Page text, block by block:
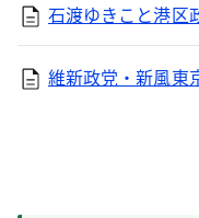
石渡ゆきこと港区
維新政党・新風東